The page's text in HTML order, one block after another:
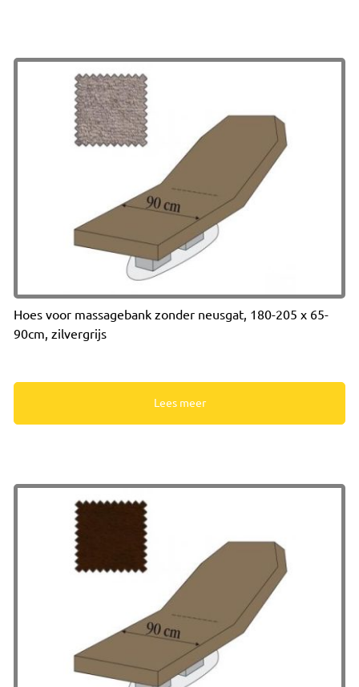
Hoes voor massagebank zonder neusgat, 180-205 x 65-
90cm, zilvergrijs
Lees meer